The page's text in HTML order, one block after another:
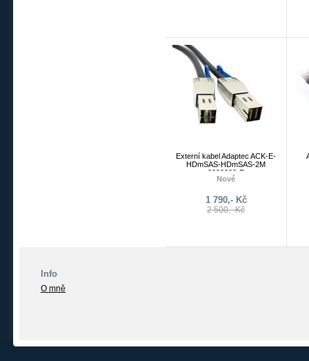
Externí kabel Adaptec ACK-E-
HDmSAS-HDmSAS-2M
2282600-R
Nové
Externí kabel Mini Serial
Attached SCSI HD x4 (SFF-
1 790,- Kč
2 500,- Kč
Info
O mně